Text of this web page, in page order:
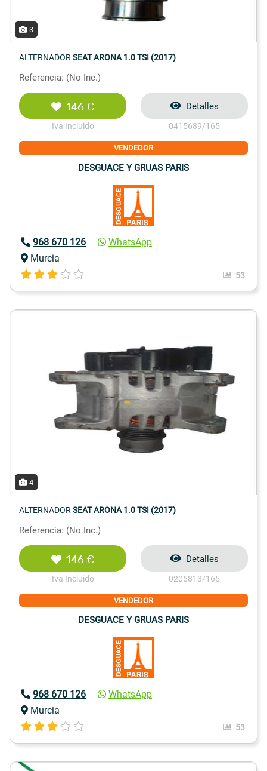
3
ALTERNADORSEAT ARONA 1.0 TSI (2017)
Referencia: (No Inc.)
146 €
Iva Incluido
Detalles
0415689/165
VENDEDOR
DESGUACE Y GRUAS PARIS
968 670 126
WhatsApp
Murcia
53
4
ALTERNADOR SEAT ARONA 1.0 TSI (2017)
Referencia: (No Inc.)
146 €
Iva Incluido
Detalles
0205813/165
VENDEDOR
DESGUACE Y GRUAS PARIS
968 670 126
WhatsApp
Murcia
53